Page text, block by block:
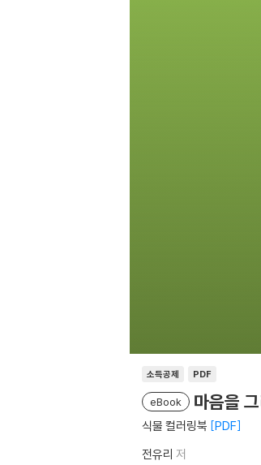
소득공제 PDF
eBook 마음을
식물 컬러링북 PDF
전유리 저